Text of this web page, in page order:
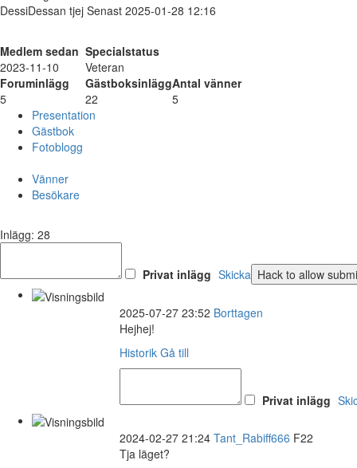
DessiDessan tjej Senast 2025-01-28 12:16
Medlem sedan Specialstatus
2023-11-10
Veteran
Foruminlägg
GästboksinläggAntal vänner
5
22
5
Presentation
Gästbok
Fotoblogg
Vänner
Besökare
Inlägg: 28
Privat inlägg Skicka
2025-07-27 23:52 Borttagen
Hejhej!
Historik Gå till
Privat inlägg
2024-02-27 21:24 Tant_Rabiff666 F22
Tja läget?